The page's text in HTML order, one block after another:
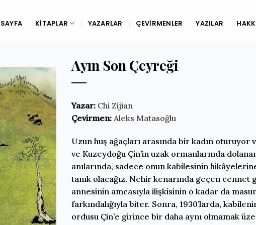
KITAPLAR YAZARLAR ÇEVIRMENLER YAZILAR
Ayın Son Çeyreği
Yazar: Chi Zijian
Çevirmen: Aleks Matasoğlu
Uzun huş ağaçları arasında bir kadın
ve Kuzeydoğu Çin’in uzak ormanlarında
anılarında, sadece onun kabilesinin
tanık olacağız. Nehir kenarında geçen cennet
annesinin amcasıyla ilişkisinin o kadar da
farkındalığıyla biter. Sonra, 1930’larda,
ordusu Çin’e girince bir daha aynı olmamak